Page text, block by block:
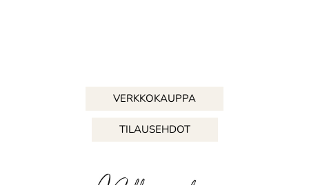
VERKKOKAUPPA
TILAUSEHDOT